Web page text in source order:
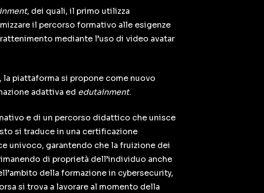
, dei quali, il primo utilizza
il percorso formativo alle esigenze
mediante l’uso di video avatar
piattaforma si propone come nuovo
adattiva ed edutainment.
e di un percorso didattico che unisce
si traduce in una certificazione
univoco, garantendo che la fruizione dei
di proprietà dell’individuo anche
della formazione in cybersecurity,
si trova a lavorare al momento della